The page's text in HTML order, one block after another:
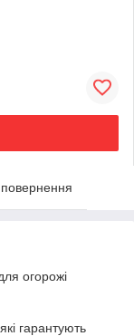
огорожі
гарантують